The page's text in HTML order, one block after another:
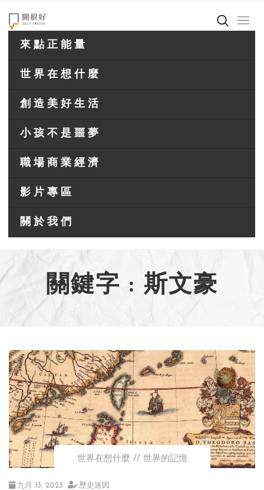
來點正能量
世界在想什麼
創造美好生活
小孩不是噩夢
職場商業經濟
影片專區
關於我們
關鍵字 : 斯文豪
世界在想什麼 世界的記憶
九月 13, 2023 歷史迷因